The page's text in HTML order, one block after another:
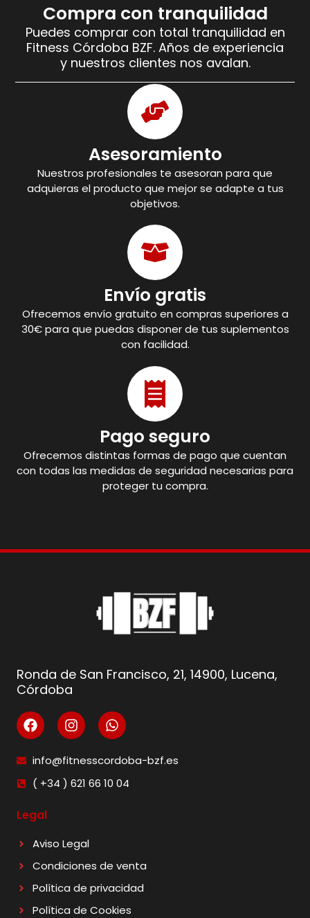
Compra con tranquilidad
Puedes comprar con total tranquilidad en
Fitness Córdoba BZF. Años de experiencia
y nuestros clientes nos avalan.
Asesoramiento
Nuestros profesionales te asesoran para que
adquieras el producto que mejor se adapte a tus
objetivos.
Envío gratis
Ofrecemos envío gratuito en compras superiores a
30€ para que puedas disponer de tus suplementos
con facilidad.
Pago seguro
Ofrecemos distintas formas de pago que cuentan
con todas las medidas de seguridad necesarias para
proteger tu compra.
Ronda de San Francisco, 21, 14900, Lucena,
Córdoba
info@fitnesscordoba-bzf.es
( +34 ) 621 66 10 04
Legal
Aviso Legal
Condiciones de venta
Política de privacidad
Política de Cookies